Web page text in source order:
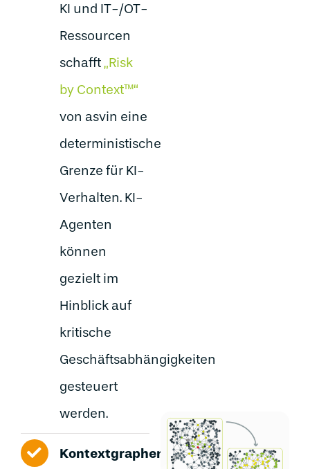
KI und IT-/OT-
Ressourcen
schafft„Risk
by Context™“
von asvin eine
deterministische
Grenze für KI-
Verhalten. KI-
Agenten
können
gezielt im
Hinblick auf
kritische
Geschäftsabhängigkeiten
gesteuert
werden.
Kontextgraphen